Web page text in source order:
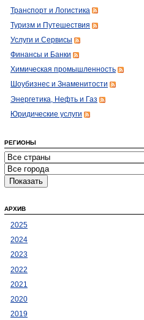
Транспорт и Логистика
Туризм и Путешествия
Услуги и Сервисы
Финансы и Банки
Химическая промышленность
Шоубизнес и Знаменитости
Энергетика, Нефть и Газ
Юридические услуги
РЕГИОНЫ
АРХИВ
2025
2024
2023
2022
2021
2020
2019